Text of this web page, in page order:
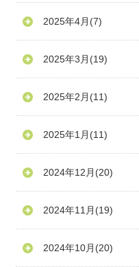
2025年4月 (7)
2025年3月 (19)
2025年2月 (11)
2025年1月 (11)
2024年12月 (20)
2024年11月 (19)
2024年10月 (20)